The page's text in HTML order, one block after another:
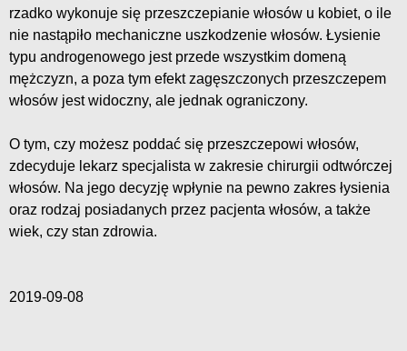
rzadko wykonuje się przeszczepianie włosów u kobiet, o ile
nie nastąpiło mechaniczne uszkodzenie włosów. Łysienie
typu androgenowego jest przede wszystkim domeną
mężczyzn, a poza tym efekt zagęszczonych przeszczepem
włosów jest widoczny, ale jednak ograniczony.
O tym, czy możesz poddać się przeszczepowi włosów,
zdecyduje lekarz specjalista w zakresie chirurgii odtwórczej
włosów. Na jego decyzję wpłynie na pewno zakres łysienia
oraz rodzaj posiadanych przez pacjenta włosów, a także
wiek, czy stan zdrowia.
2019-09-08